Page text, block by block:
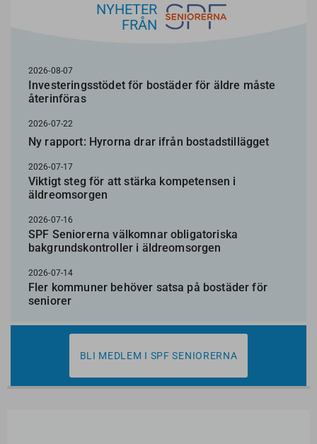
NYHETER
FRÅN
2026-08-07
Investeringsstödet för bostäder för äldre måste
återinföras
2026-07-22
Ny rapport: Hyrorna drar ifrån bostadstillägget
2026-07-17
Viktigt steg för att stärka kompetensen i
äldreomsorgen
2026-07-16
SPF Seniorerna välkomnar obligatoriska
bakgrundskontroller i äldreomsorgen
2026-07-14
Fler kommuner behöver satsa på bostäder för
seniorer
BLI MEDLEM I SPF SENIORERNA